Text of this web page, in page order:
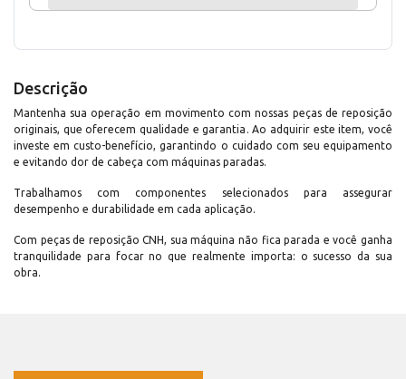
Descrição
Mantenha sua operação em movimento com nossas peças de reposição
originais, que oferecem qualidade e garantia. Ao adquirir este item, você
investe em custo-benefício, garantindo o cuidado com seu equipamento
e evitando dor de cabeça com máquinas paradas.
Trabalhamos com componentes selecionados para assegurar
desempenho e durabilidade em cada aplicação.
Com peças de reposição CNH, sua máquina não fica parada e você ganha
tranquilidade para focar no que realmente importa: o sucesso da sua
obra.